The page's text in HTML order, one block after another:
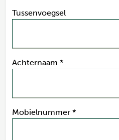
Tussenvoegsel
Achternaam *
Mobielnummer *